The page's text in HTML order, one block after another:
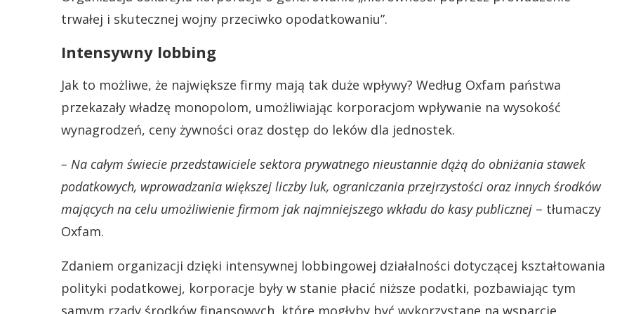
trwałej i skutecznej wojny przeciwko opodatkowaniu”.
Intensywny lobbing
Jak to możliwe, że największe firmy mają tak duże wpływy? Według Oxfam państwa
przekazały władzę monopolom, umożliwiając korporacjom wpływanie na wysokość
wynagrodzeń, ceny żywności oraz dostęp do leków dla jednostek.
– Na całym świecie przedstawiciele sektora prywatnego nieustannie dążą do obniżania stawek
podatkowych, wprowadzania większej liczby luk, ograniczania przejrzystości oraz innych środków
mających na celu umożliwienie firmom jak najmniejszego wkładu do kasy publicznej – tłumaczy
Oxfam.
Zdaniem organizacji dzięki intensywnej lobbingowej działalności dotyczącej kształtowania
polityki podatkowej, korporacje były w stanie płacić niższe podatki, pozbawiając tym
samym rządy środków finansowych, które mogłyby być wykorzystane na wsparcie